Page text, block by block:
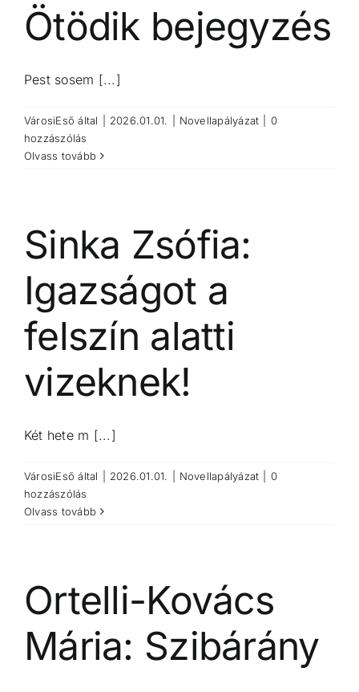
Ötödik bejegyzés
Pest sosem [...]
VárosiEső által 2026.01.01. Novellapályázat
0
hozzászólás
Olvass tovább
Sinka Zsófia:
Igazságot a
felszín alatti
vizeknek!
Két hete m [...]
VárosiEső által 2026.01.01. Novellapályázat
0
hozzászólás
Olvass tovább
Ortelli-Kovács
Mária: Szibárány